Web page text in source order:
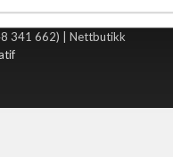
341 662) | Nettbutikk